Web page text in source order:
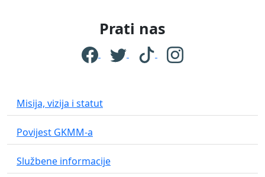
Prati nas
Misija, vizija i statut
Povijest GKMM-a
Službene informacije